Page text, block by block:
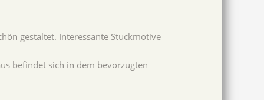
gestaltet. Interessante Stuckmotive
befindet sich in dem bevorzugten